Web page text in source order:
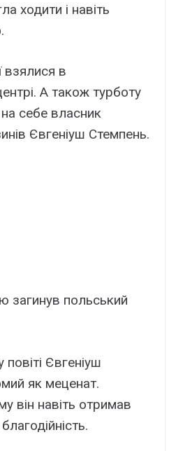
ходити і навіть
взялися в
А також турботу
себе власник
Євгеніуш Стемпень.
загинув польський
Євгеніуш
як меценат.
він навіть отримав